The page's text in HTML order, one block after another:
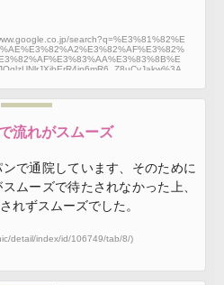
search?q=%E3%81%82%E
流れがスムーズ
で通院しています、そのために
ムーズで待たされなかった上、
れずスムーズでした。
detail/index/id/106749/tab/8/)